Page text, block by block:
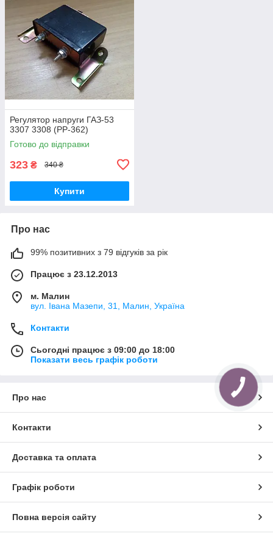
Регулятор напруги ГАЗ-53
3307 3308 (РР-362)
Готово до відправки
323 ₴ 340 ₴
Купити
Про нас
99% позитивних з 79 відгуків за рік
Працює з 23.12.2013
м. Малин
вул. Івана Мазепи, 31, Малин, Україна
Контакти
Сьогодні працює з 09:00 до 18:00
Показати весь графік роботи
Про нас
Контакти
Доставка та оплата
Графік роботи
Повна версія сайту